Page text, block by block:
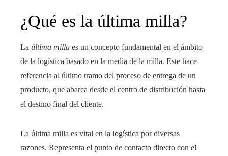
¿Qué es la última milla?
La última milla es un concepto fundamental en el ámbito
de la logística basado en la media de la milla. Este hace
referencia al último tramo del proceso de entrega de un
producto, que abarca desde el centro de distribución hasta
el destino final del cliente.
La última milla es vital en la logística por diversas
razones. Representa el punto de contacto directo con el